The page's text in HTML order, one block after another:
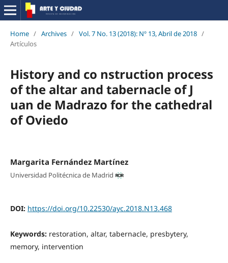
Home / Archives / Vol. 7 No. 13 (2018): Nº 13, Abril de 2018 /
Artículos
History and co nstruction process
of the altar and tabernacle of J
uan de Madrazo for the cathedral
of Oviedo
Margarita Fernández Martínez
Universidad Politécnica de Madrid
DOI: https://doi.org/10.22530/ayc.2018.N13.468
Keywords: restoration, altar, tabernacle, presbytery,
memory, intervention